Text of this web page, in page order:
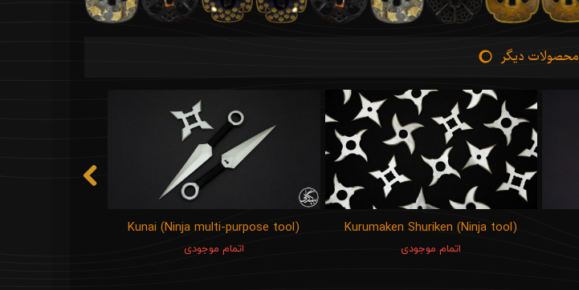
Kunai (Ninja multi-purpose tool)
اتمام موجودی
Kurumaken Shuriken (Ninja tool)
اتمام موجودی
محصولات دیگر